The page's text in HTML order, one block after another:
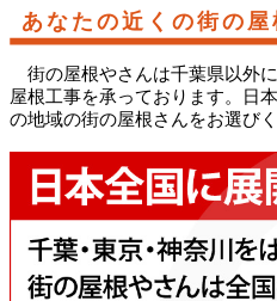
あなたの近くの街の
街の屋根やさんは千葉県以外
屋根工事を承っております。日
の地域の街の屋根さんをお選びく